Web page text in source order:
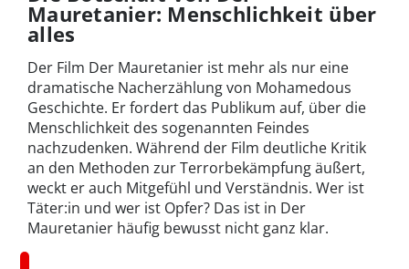
Mauretanier: Menschlichkeit über
alles
Der Film Der Mauretanier ist mehr als nur eine
dramatische Nacherzählung von Mohamedous
Geschichte. Er fordert das Publikum auf, über die
Menschlichkeit des sogenannten Feindes
nachzudenken. Während der Film deutliche Kritik
an den Methoden zur Terrorbekämpfung äußert,
weckt er auch Mitgefühl und Verständnis. Wer ist
Täter:in und wer ist Opfer? Das ist in Der
Mauretanier häufig bewusst nicht ganz klar.